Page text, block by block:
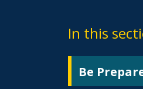
In this
Be